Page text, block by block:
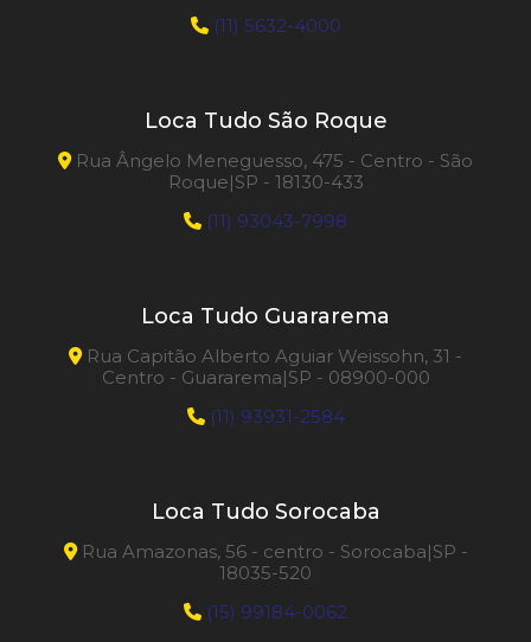
(11) 5632-4000
Loca Tudo São Roque
Rua Ângelo Meneguesso, 475 - Centro - São
Roque|SP - 18130-433
(11) 93043-7998
Loca Tudo Guararema
Rua Capitão Alberto Aguiar Weissohn, 31 -
Centro - Guararema|SP - 08900-000
(11) 93931-2584
Loca Tudo Sorocaba
Rua Amazonas, 56 - centro - Sorocaba|SP -
18035-520
(15) 99184-0062